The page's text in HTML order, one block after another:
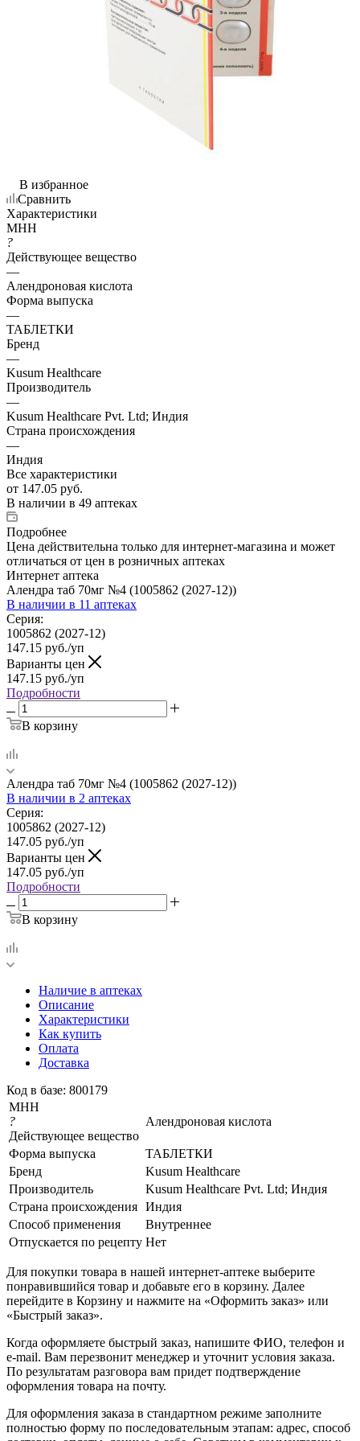
В избранное
Сравнить
Характеристики
МНН
?
Действующее вещество
—
Алендроновая кислота
Форма выпуска
—
ТАБЛЕТКИ
Бренд
—
Kusum Healthcare
Производитель
—
Kusum Healthcare Pvt. Ltd; Индия
Страна происхождения
—
Индия
Все характеристики
от 147.05 руб.
В наличии в 49 аптеках
Подробнее
Цена действительна только для интернет-магазина и может
отличаться от цен в розничных аптеках
Интернет аптека
Алендра таб 70мг №4 (1005862 (2027-12))
В наличии в 11 аптеках
Серия:
1005862 (2027-12)
147.15 руб./уп
Варианты цен
147.15 руб./уп
Подробности
В корзину
Алендра таб 70мг №4 (1005862 (2027-12))
В наличии в 2 аптеках
Серия:
1005862 (2027-12)
147.05 руб./уп
Варианты цен
147.05 руб./уп
Подробности
В корзину
Наличие в аптеках
Описание
Характеристики
Как купить
Оплата
Доставка
Код в базе: 800179
МНН
?
Действующее вещество
Алендроновая кислота
Форма выпуска
ТАБЛЕТКИ
Бренд
Kusum Healthcare
Производитель
Kusum Healthcare Pvt. Ltd; Индия
Страна происхождения Индия
Способ применения
Внутреннее
Отпускается по рецепту Нет
Для покупки товара в нашей интернет-аптеке выберите
понравившийся товар и добавьте его в корзину. Далее
перейдите в Корзину и нажмите на «Оформить заказ» или
«Быстрый заказ».
Когда оформляете быстрый заказ, напишите ФИО, телефон и
e-mail. Вам перезвонит менеджер и уточнит условия заказа.
По результатам разговора вам придет подтверждение
оформления товара на почту.
Для оформления заказа в стандартном режиме заполните
полностью форму по последовательным этапам: адрес, способ